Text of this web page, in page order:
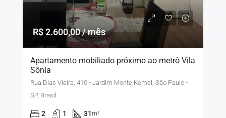
R$ 2.600,00 / mês
Apartamento mobiliado próximo ao metrô Vila
Sônia
Rua Dias Vieira, 410 - Jardim Monte Kemel, São Paulo -
SP, Brasil
2 1 31m²